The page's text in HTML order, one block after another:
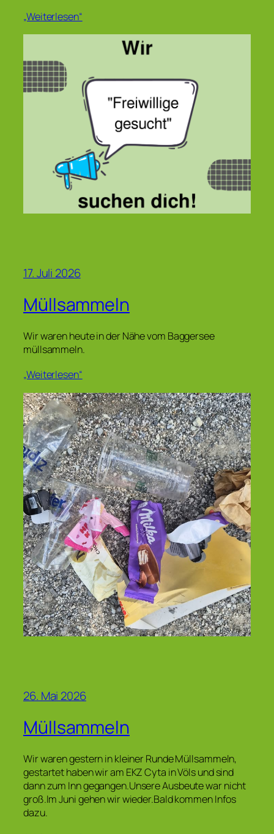
„Weiterlesen“
17. Juli 2026
Müllsammeln
Wir waren heute in der Nähe vom Baggersee
müllsammeln.
„Weiterlesen“
26. Mai 2026
Müllsammeln
Wir waren gestern in kleiner Runde Müllsammeln,
gestartet haben wir am EKZ Cyta in Völs und sind
dann zum Inn gegangen.Unsere Ausbeute war nicht
groß.Im Juni gehen wir wieder.Bald kommen Infos
dazu.